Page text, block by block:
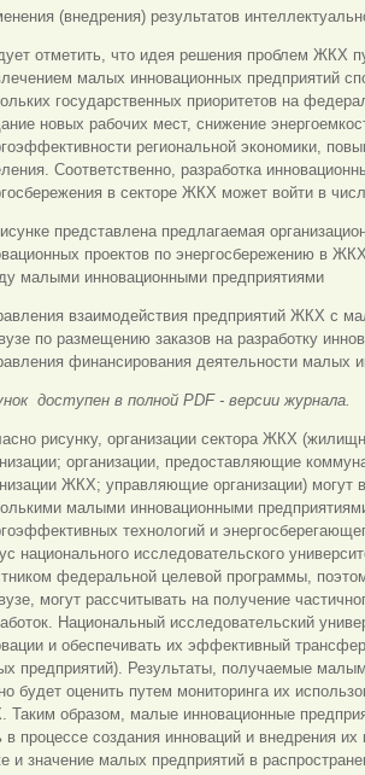
(внедрения) результатов
отметить, что идея решения проблем ЖКХ
малых инновационных предприятий
государственных приоритетов на
новых рабочих мест, снижение
региональной экономики,
Соответственно, разработка
в секторе ЖКХ может войти в
представлена предлагаемая
проектов по энергосбережению в
малыми инновационными предприятиями
взаимодействия предприятий ЖКХ с
по размещению заказов на разработку
финансирования деятельности малых
доступен в полной PDF - версии журнала.
рисунку, организации сектора ЖКХ
организации, предоставляющие
ЖКХ; управляющие организации) могут
малыми инновационными
технологий и
национального исследовательского
федеральной целевой программы,
могут рассчитывать на получение
Национальный исследовательский
и обеспечивать их эффективный
предприятий). Результаты, получаемые
будет оценить путем мониторинга их
образом, малые инновационные
в процессе создания инноваций и внедрения
и значение малых предприятий в